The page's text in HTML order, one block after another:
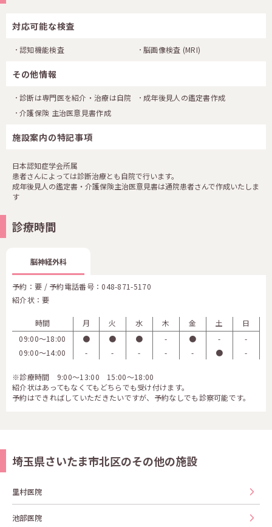
対応可能な検査
認知機能検査 脳画像検査 (MRI)
その他情報
診断は専門医を紹介・治療は自院
成年後見人の鑑定書作成
介護保険 主治医意見書作成
施設案内の特記事項
日本認知症学会所属
患者さんによっては診断治療とも自院で行います。
成年後見人の鑑定書・介護保険主治医意見書は通院患者さんで作成いたしま
す
診療時間
脳神経外科
予約：要 / 予約電話番号： 048-871-5170
紹介状：要
時間 月 火 水 木 金 土
日
09:00〜18:00
● ● ● - ● -
-
09:00〜14:00
- - - - - ● -
※診療時間 9:00～13:00 15:00～18:00
紹介状はあってもなくてもどちらでも受け付けます。
予約はできればしていただきたいですが、予約なしでも診察可能です。
埼玉県さいたま市北区のその他の施設
里村医院
池部医院